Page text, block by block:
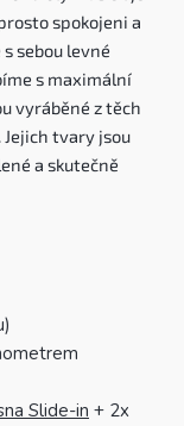
spokojeni a
sebou levné
s maximální
vyráběné z těch
tvary jsou
a skutečně
Slide-in + 2x